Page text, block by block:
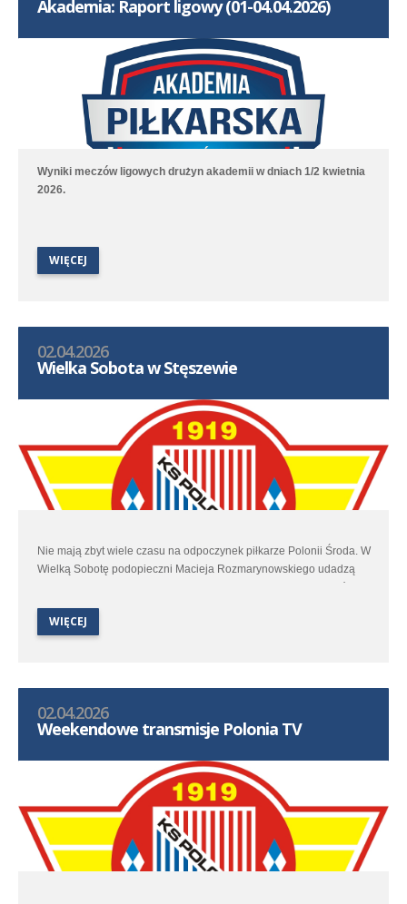
Akademia: Raport ligowy (01-04.04.2026)
Wyniki meczów ligowych drużyn akademii w dniach 1/2 kwietnia
2026.
WIĘCEJ
02.04.2026
Wielka Sobota w Stęszewie
Nie mają zbyt wiele czasu na odpoczynek piłkarze Polonii Środa. W
Wielką Sobotę podopieczni Macieja Rozmarynowskiego udadzą
się do Stęszewa by w spotkaniu 25 kolejki trzeciej ligi zmierzyć się
WIĘCEJ
02.04.2026
Weekendowe transmisje Polonia TV